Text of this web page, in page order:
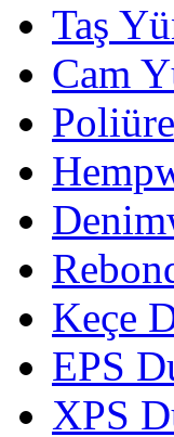
Taş
Cam
Keçe
EPS
XPS